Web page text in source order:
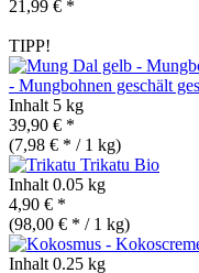
21,99 € *
TIPP!
- Mungbohnen geschält
Inhalt 5 kg
39,90 € *
(7,98 € * / 1 kg)
Trikatu Bio
Inhalt 0.05 kg
4,90 € *
(98,00 € * / 1 kg)
Inhalt 0.25 kg